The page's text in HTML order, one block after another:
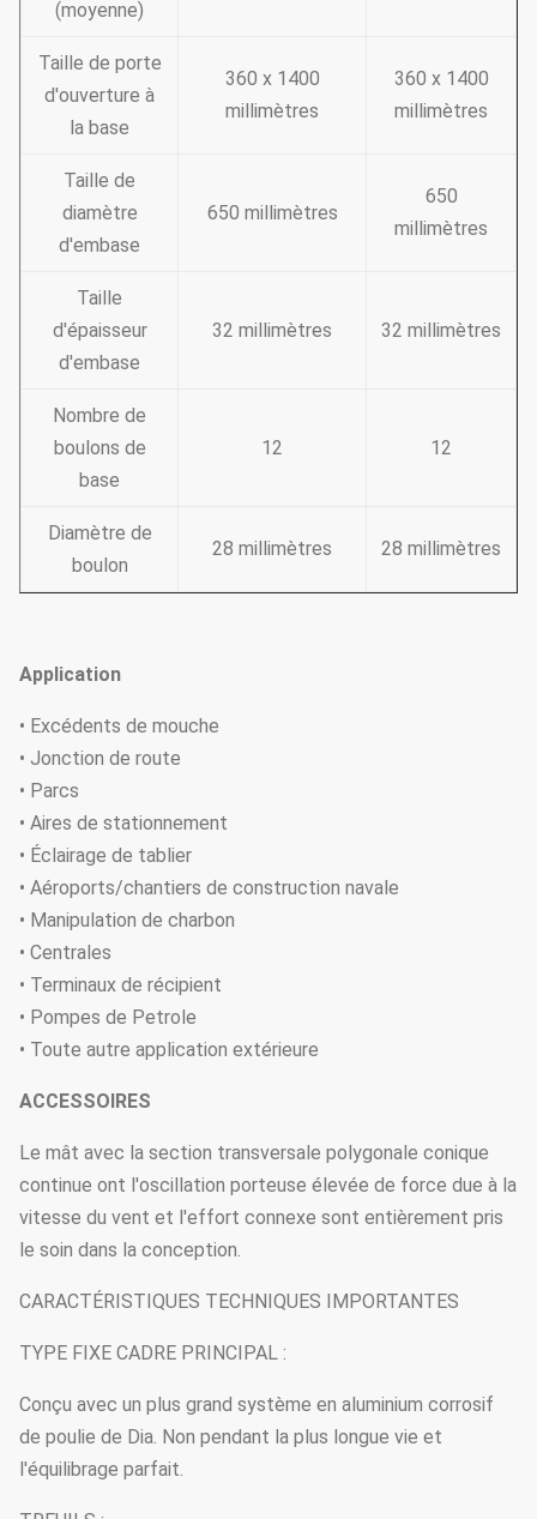
(moyenne)
Taille de porte
d'ouverture à
la base
360 x 1400
millimètres
360 x 1400
millimètres
Taille de
diamètre
d'embase
650 millimètres
650
millimètres
Taille
d'épaisseur
d'embase
32 millimètres 32 millimètres
Nombre de
boulons de
base
12 12
Diamètre de
boulon
28 millimètres 28 millimètres
Application
• Excédents de mouche
• Jonction de route
• Parcs
• Aires de stationnement
• Éclairage de tablier
• Aéroports/chantiers de construction navale
• Manipulation de charbon
• Centrales
• Terminaux de récipient
• Pompes de Petrole
• Toute autre application extérieure
ACCESSOIRES
Le mât avec la section transversale polygonale conique
continue ont l'oscillation porteuse élevée de force due à la
vitesse du vent et l'effort connexe sont entièrement pris
le soin dans la conception.
CARACTÉRISTIQUES TECHNIQUES IMPORTANTES
TYPE FIXE CADRE PRINCIPAL :
Conçu avec un plus grand système en aluminium corrosif
de poulie de Dia. Non pendant la plus longue vie et
l'équilibrage parfait.